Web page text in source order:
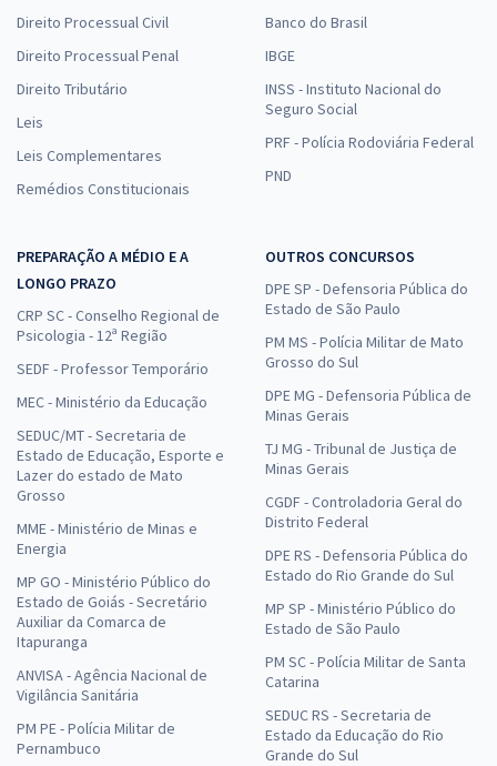
Direito Processual Civil
Direito Processual Penal
Direito Tributário
Leis
Leis Complementares
Remédios Constitucionais
Banco do Brasil
IBGE
INSS - Instituto Nacional do
Seguro Social
PRF - Polícia Rodoviária Federal
PND
PREPARAÇÃO A MÉDIO E A
LONGO PRAZO
CRP SC - Conselho Regional de
Psicologia - 12ª Região
SEDF - Professor Temporário
MEC - Ministério da Educação
SEDUC/MT - Secretaria de
Estado de Educação, Esporte e
Lazer do estado de Mato
Grosso
MME - Ministério de Minas e
Energia
MP GO - Ministério Público do
Estado de Goiás - Secretário
Auxiliar da Comarca de
Itapuranga
ANVISA - Agência Nacional de
Vigilância Sanitária
PM PE - Polícia Militar de
Pernambuco
OUTROS CONCURSOS
DPE SP - Defensoria Pública do
Estado de São Paulo
PM MS - Polícia Militar de Mato
Grosso do Sul
DPE MG - Defensoria Pública de
Minas Gerais
TJ MG - Tribunal de Justiça de
Minas Gerais
CGDF - Controladoria Geral do
Distrito Federal
DPE RS - Defensoria Pública do
Estado do Rio Grande do Sul
MP SP - Ministério Público do
Estado de São Paulo
PM SC - Polícia Militar de Santa
Catarina
SEDUC RS - Secretaria de
Estado da Educação do Rio
Grande do Sul